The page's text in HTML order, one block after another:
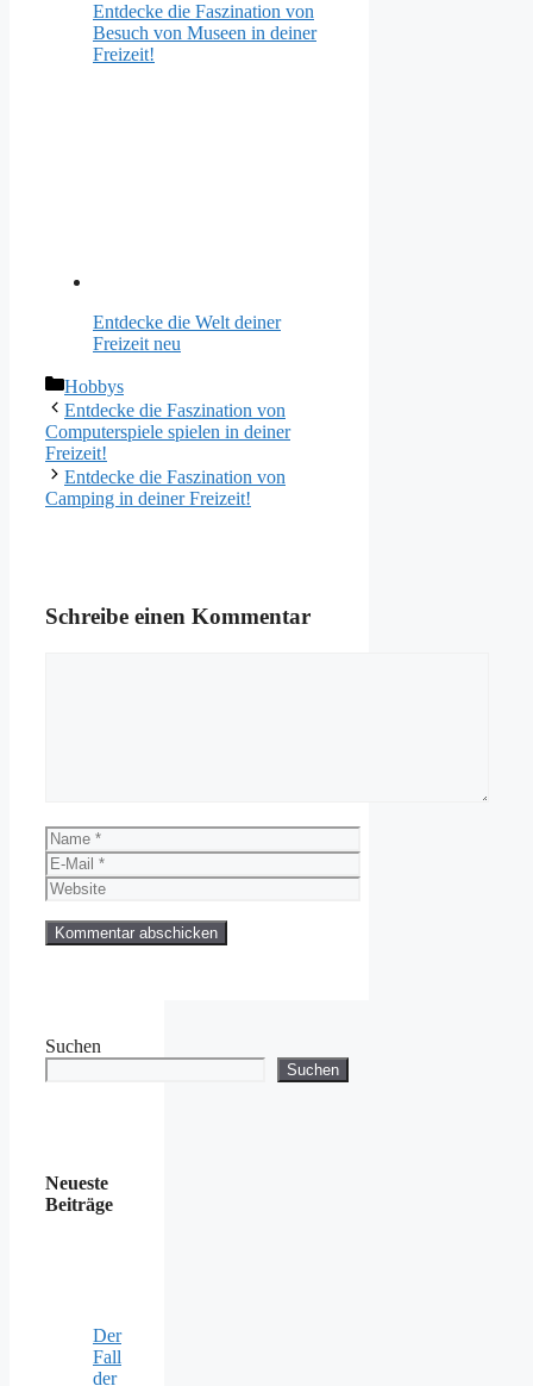
Entdecke die Faszination von
Besuch von Museen in deiner
Freizeit!
Entdecke die Welt deiner
Freizeit neu
Kategorien
Hobbys
Entdecke die Faszination von
Computerspiele spielen in deiner
Freizeit!
Entdecke die Faszination von
Camping in deiner Freizeit!
Schreibe einen Kommentar
Name
E-
Mail
Website
Suchen
Suchen
Neueste
Beiträge
Der
Fall
der